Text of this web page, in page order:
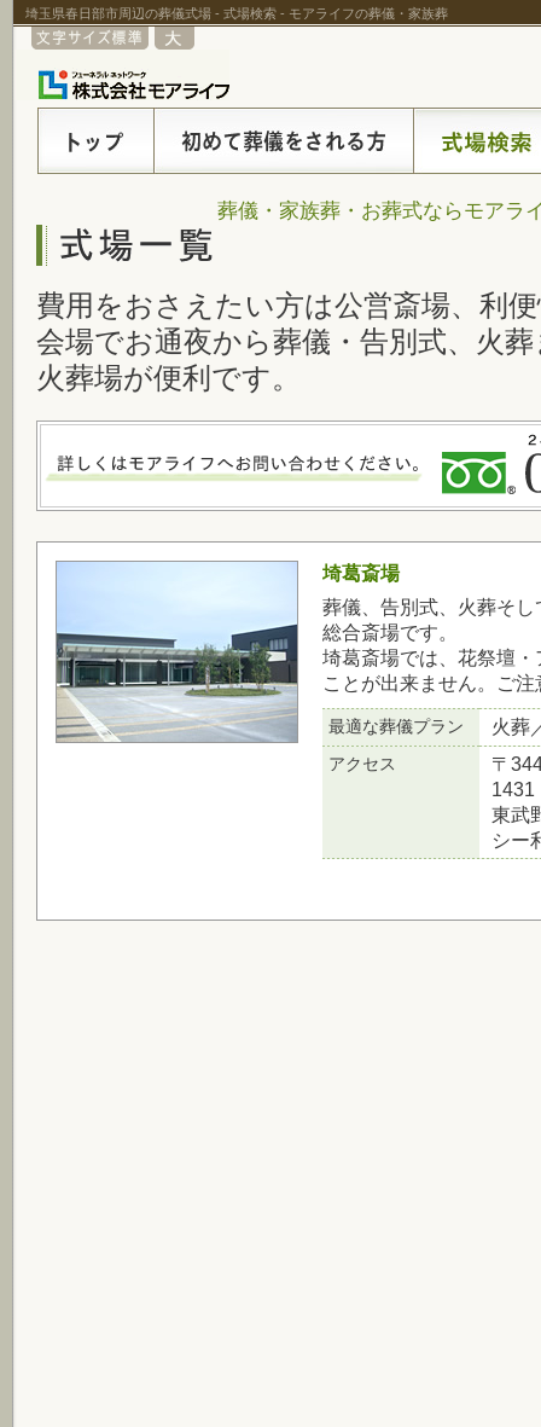
埼玉県春日部市周辺の葬儀式場 - 式場検索 - モアライフの葬儀・家族葬
葬儀・家族葬・お葬式ならモアラ
費用をおさえたい方は公営斎場、利
会場でお通夜から葬儀・告別式、火
火葬場が便利です。
埼葛斎場
葬儀、告別式、火葬そ
総合斎場です。
埼葛斎場では、花祭壇
ことが出来ません。ご
最適な葬儀プラン 火葬
アクセス
〒
1431
東武
シー